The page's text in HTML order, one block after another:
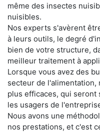
même des insectes
nuisibles.
Nos experts s'avèrent
à leurs outils, le degré
bien de votre structure,
meilleur traitement à
Lorsque vous avez des
secteur de
plus efficaces, qui seront
les usagers de
Nous avons une
nos prestations, et c'est